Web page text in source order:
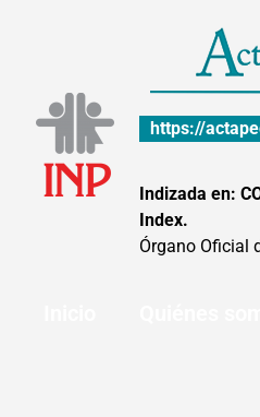
https://
Indizada en:
Index.
Órgano Oficial